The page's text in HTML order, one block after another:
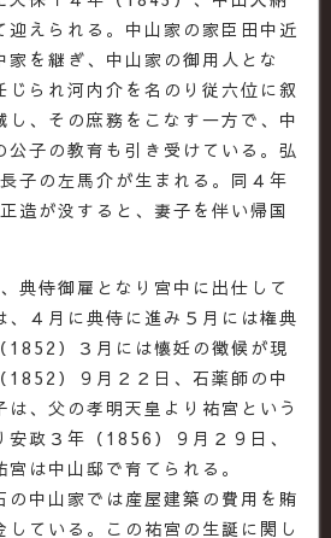
迎えられる。中山家の家臣田中近
を継ぎ、中山家の御用人とな
じられ河内介を名のり従六位に叙
し、その庶務をこなす一方で、中
公子の教育も引き受けている。弘
子の左馬介が生まれる。同４年
造が没すると、妻子を伴い帰国
典侍御雇となり宮中に出仕して
、４月に典侍に進み５月には権典
1852）３月には懐妊の徴候が現
1852）９月２２日、石薬師の中
、父の孝明天皇より祐宮という
政３年（1856）９月２９日、
は中山邸で育てられる。
中山家では産屋建築の費用を賄
している。この祐宮の生誕に関し